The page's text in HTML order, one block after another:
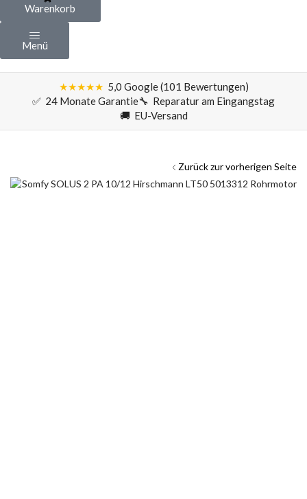
Warenkorb
Menü
★★★★★ 5,0 Google (101 Bewertungen)
✅ 24 Monate Garantie🔧 Reparatur am Eingangstag
🚚 EU-Versand
Zurück zur vorherigen Seite